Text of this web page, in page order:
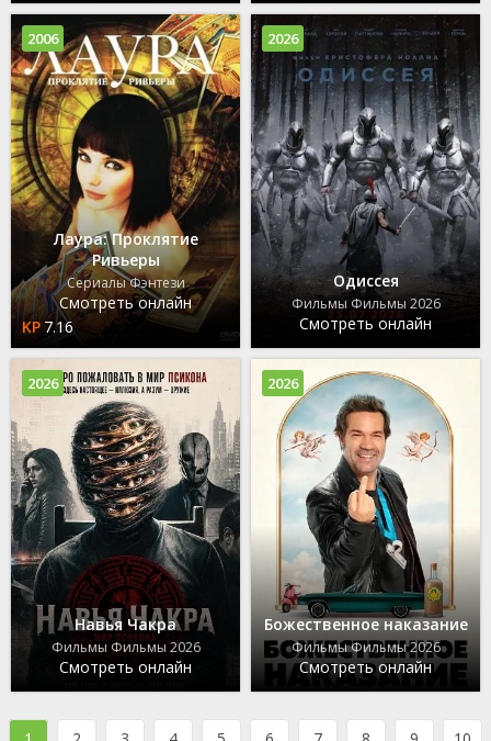
Лаура: Проклятие
Ривьеры
Сериалы Фэнтези
Смотреть онлайн
7.16
2006
Одиссея
Фильмы Фильмы 2026
Смотреть онлайн
2026
Навья Чакра
Фильмы Фильмы 2026
Смотреть онлайн
2026
Божественное наказание
Фильмы Фильмы 2026
Смотреть онлайн
2026